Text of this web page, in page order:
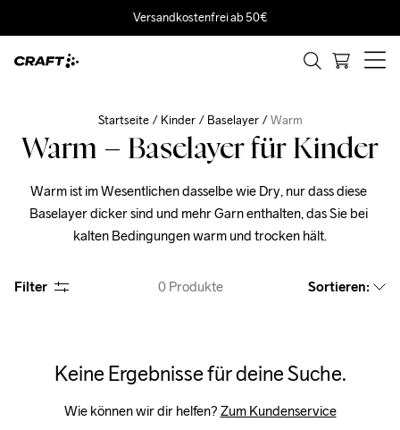
Versandkostenfrei ab 50€
Startseite Kinder Baselayer Warm
Warm – Baselayer für Kinder
Warm ist im Wesentlichen dasselbe wie Dry, nur dass diese
Baselayer dicker sind und mehr Garn enthalten, das Sie bei
kalten Bedingungen warm und trocken hält.
Filter 0 Produkte Sortieren:
Keine Ergebnisse für deine Suche.
Wie können wir dir helfen? Zum Kundenservice